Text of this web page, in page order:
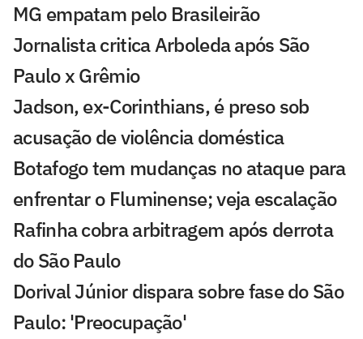
MG empatam pelo Brasileirão
Jornalista critica Arboleda após São
Paulo x Grêmio
Jadson, ex-Corinthians, é preso sob
acusação de violência doméstica
Botafogo tem mudanças no ataque para
enfrentar o Fluminense; veja escalação
Rafinha cobra arbitragem após derrota
do São Paulo
Dorival Júnior dispara sobre fase do São
Paulo: 'Preocupação'